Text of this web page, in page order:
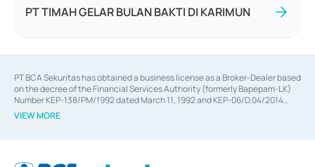
PT TIMAH GELAR BULAN BAKTI DI KARIMUN
PT BCA Sekuritas has obtained a business license as a Broker-Dealer based
on the decree of the Financial Services Authority (formerly Bapepam-LK)
Number KEP-138/PM/1992 dated March 11, 1992 and KEP-06/D.04/2014
dated February 28, 2014, a business license as an Underwriter based on the
decree of the Financial Services Authority Number KEP-12/PM/PEE/1997
VIEW MORE